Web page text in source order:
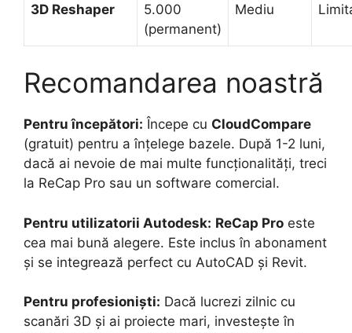
3D Reshaper
5.000
(permanent)
Mediu
Recomandarea noastră
Pentru începători: Începe cu CloudCompare
(gratuit) pentru a înțelege bazele. După 1-2 luni,
dacă ai nevoie de mai multe funcționalități, treci
la ReCap Pro sau un software comercial.
Pentru utilizatorii Autodesk: ReCap Pro este
cea mai bună alegere. Este inclus în abonament
și se integrează perfect cu AutoCAD și Revit.
Pentru profesioniști: Dacă lucrezi zilnic cu
scanări 3D și ai proiecte mari, investește în